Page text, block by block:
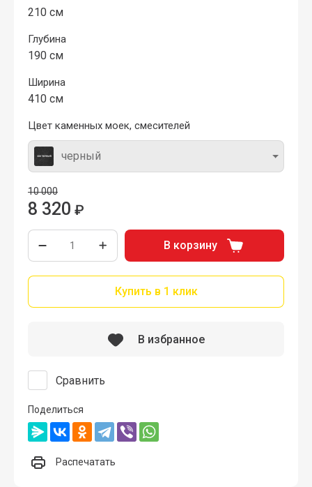
210 см
Глубина
190 см
Ширина
410 см
Цвет каменных моек, смесителей
черный
10 000
8 320 ₽
В корзину
Купить в 1 клик
Сравнить
В избранное
Поделиться
Распечатать